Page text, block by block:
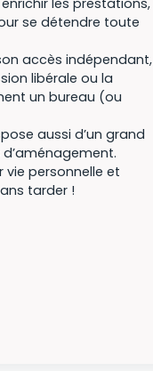
se détendre toute
accès indépendant,
libérale ou la
un bureau (ou
aussi d’un grand
vie personnelle et
tarder !